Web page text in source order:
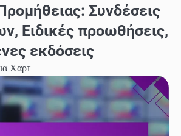
Συνδέσεις
Ειδικές προωθήσεις,
εκδόσεις
Χαρτ